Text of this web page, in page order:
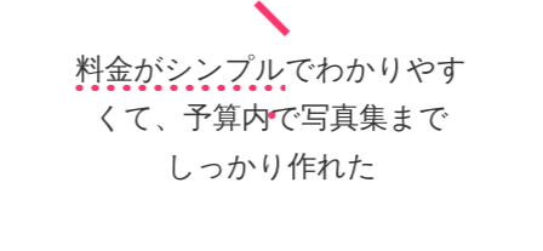
料金がシンプルでわかりやす
くて、予算内で写真集まで
しっかり作れた